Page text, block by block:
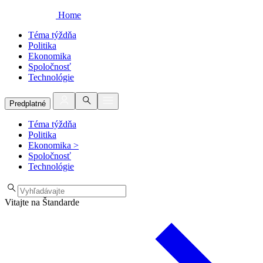
Home
Téma týždňa
Politika
Ekonomika
Spoločnosť
Technológie
Predplatné
Téma týždňa
Politika
Ekonomika >
Spoločnosť
Technológie
Vitajte na Štandarde